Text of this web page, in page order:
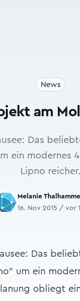
News
am
Das
ein modernes
Lipno reicher.
Melanie
16. Nov 2015 / vor
Das
um ein
obliegt